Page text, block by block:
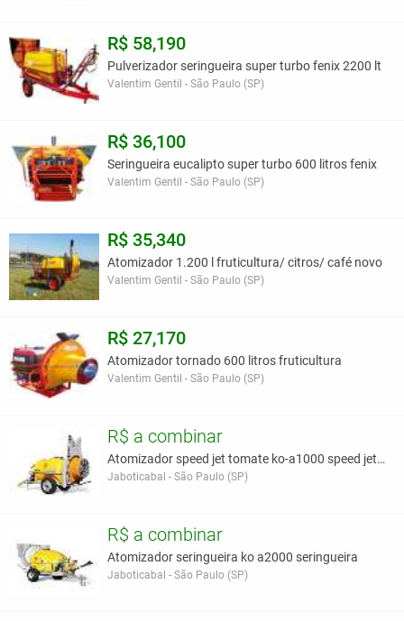
R$ 58,190
Pulverizador seringueira super turbo fenix 2200 lt
Valentim Gentil - São Paulo (SP)
R$ 36,100
Seringueira eucalipto super turbo 600 litros fenix
Valentim Gentil - São Paulo (SP)
R$ 35,340
Atomizador 1.200 l fruticultura/ citros/ café novo
Valentim Gentil - São Paulo (SP)
R$ 27,170
Atomizador tornado 600 litros fruticultura
Valentim Gentil - São Paulo (SP)
R$ a combinar
Atomizador speed jet tomate ko-a1000 speed jet 730
Jaboticabal - São Paulo (SP)
R$ a combinar
Atomizador seringueira ko a2000 seringueira
Jaboticabal - São Paulo (SP)